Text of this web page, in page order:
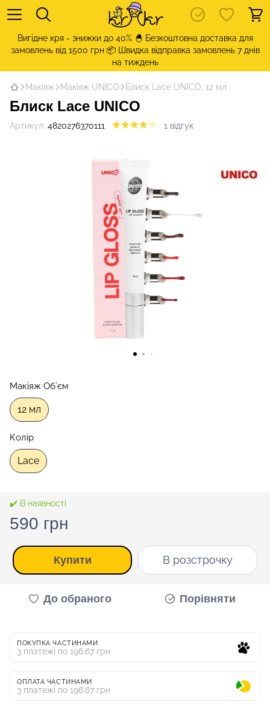
Вигідне кря - знижки до 40% 🐣 Безкоштовна доставка для
замовлень від 1500 грн 📦 Швидка відправка замовлень 7 днів
на тиждень
Макіяж Макіяж UNICO Блиск Lace UNICO, 12 мл
Блиск Lace UNICO
Артикул: 4820276370111 1 відгук
Макіяж Обʼєм
12 мл
Колір
Lace
✔️ В наявності
590 грн
Купити В розстрочку
До обраного Порівняти
ПОКУПКА ЧАСТИНАМИ
3 платежі по 196.67 грн
ОПЛАТА ЧАСТИНАМИ
3 платежі по 196.67 грн